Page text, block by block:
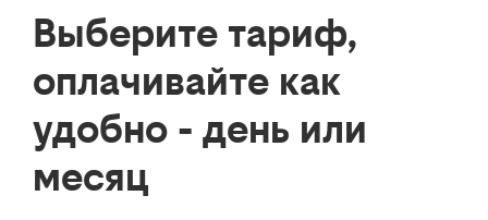
Выберите тариф,
оплачивайте как
удобно - день или
месяц